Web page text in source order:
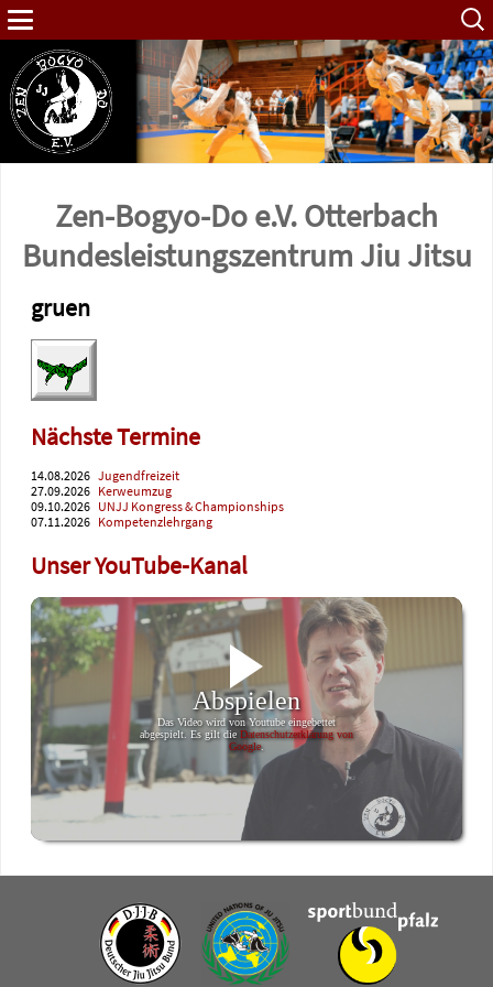
Suche
nach:
Zen-Bogyo-Do e.V. Otterbach
Bundes­leistungs­zentrum Jiu Jitsu
gruen
Nächste Termine
14.08.2026 Jugendfreizeit
27.09.2026 Kerweumzug
09.10.2026 UNJJ Kongress & Championships
07.11.2026 Kompetenzlehrgang
Unser YouTube-Kanal